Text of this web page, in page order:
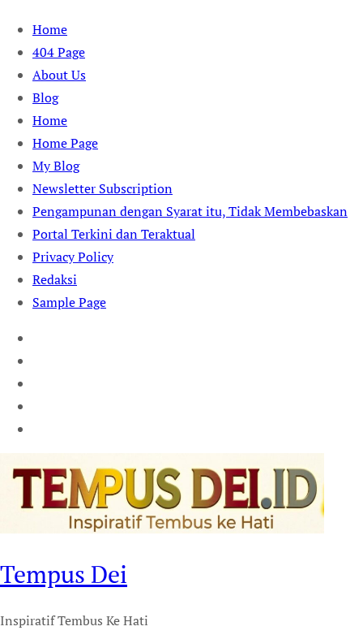
Skip
content
Home
404 Page
About Us
Blog
Home
Home Page
My Blog
Newsletter Subscription
Pengampunan dengan Syarat itu, Tidak Membebaskan
Portal Terkini dan Teraktual
Privacy Policy
Redaksi
Sample Page
Tempus Dei
Inspiratif Tembus Ke Hati